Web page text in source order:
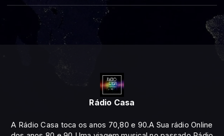
Rádio Casa
A Rádio Casa toca os anos 70,80 e 90.A Sua rádio Online